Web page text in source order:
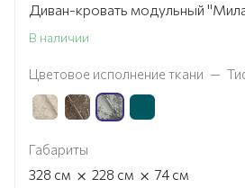
Диван-кровать модульный
В наличии
Цветовое исполнение ткани —
Габариты
328 см × 228 см × 74 см